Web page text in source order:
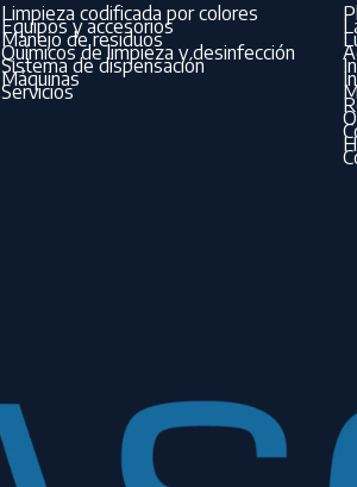
Limpieza codificada por colores
Equipos y accesorios
Manejo de residuos
Químicos de limpieza y desinfección
Sistema de dispensación
Máquinas
Servicios